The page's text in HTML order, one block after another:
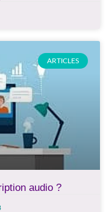
ARTICLES
audio ?